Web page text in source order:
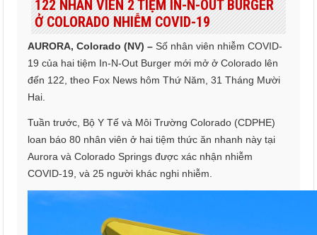
122 NHÂN VIÊN 2 TIỆM IN-N-OUT BURGER
Ở COLORADO NHIỄM COVID-19
AURORA, Colorado (NV) – Số nhân viên nhiễm COVID-
19 của hai tiệm In-N-Out Burger mới mở ở Colorado lên
đến 122, theo Fox News hôm Thứ Năm, 31 Tháng Mười
Hai.
Tuần trước, Bộ Y Tế và Môi Trường Colorado (CDPHE)
loan báo 80 nhân viên ở hai tiệm thức ăn nhanh này tại
Aurora và Colorado Springs được xác nhận nhiễm
COVID-19, và 25 người khác nghi nhiễm.